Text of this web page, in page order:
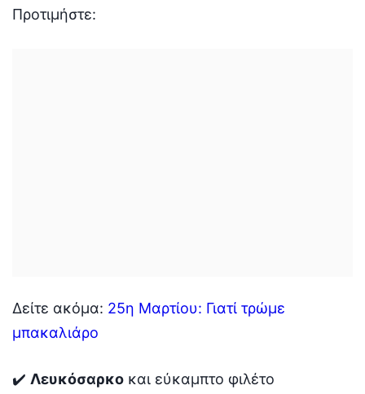
Προτιμήστε:
Δείτε ακόμα: 25η Μαρτίου: Γιατί τρώμε
μπακαλιάρο
✔️ Λευκόσαρκο και εύκαμπτο φιλέτο